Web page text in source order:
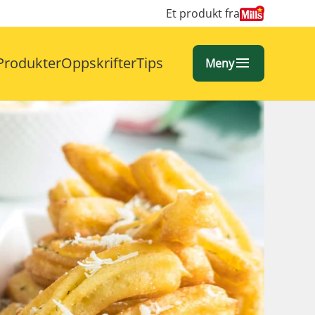
Et produkt fra
OppskrifterTips Meny